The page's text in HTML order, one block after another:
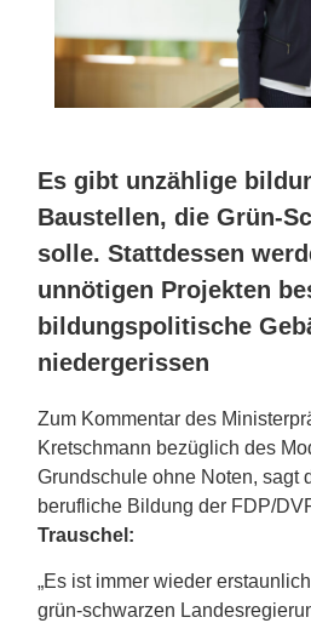
Es gibt unzählige
Baustellen, die Grün-
solle. Stattdessen
unnötigen Projekten
bildungspolitische
niedergerissen
Zum Kommentar des
Kretschmann bezüglich des
Grundschule ohne Noten, sagt
berufliche Bildung der FDP/
Trauschel:
„Es ist immer wieder
grün-schwarzen